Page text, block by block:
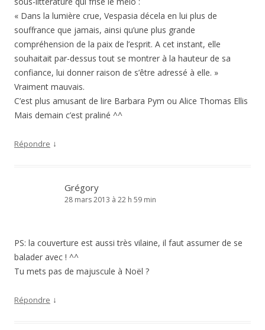
« Dans la lumière crue, Vespasia décela en lui plus de
souffrance que jamais, ainsi qu’une plus grande
compréhension de la paix de l’esprit. A cet instant, elle
souhaitait par-dessus tout se montrer à la hauteur de sa
confiance, lui donner raison de s’être adressé à elle. »
Vraiment mauvais.
C’est plus amusant de lire Barbara Pym ou Alice Thomas Ellis
Mais demain c’est praliné ^^
Répondre ↓
Grégory
28 mars 2013 à 22 h 59 min
PS: la couverture est aussi très vilaine, il faut assumer de se
balader avec ! ^^
Tu mets pas de majuscule à Noël ?
Répondre ↓